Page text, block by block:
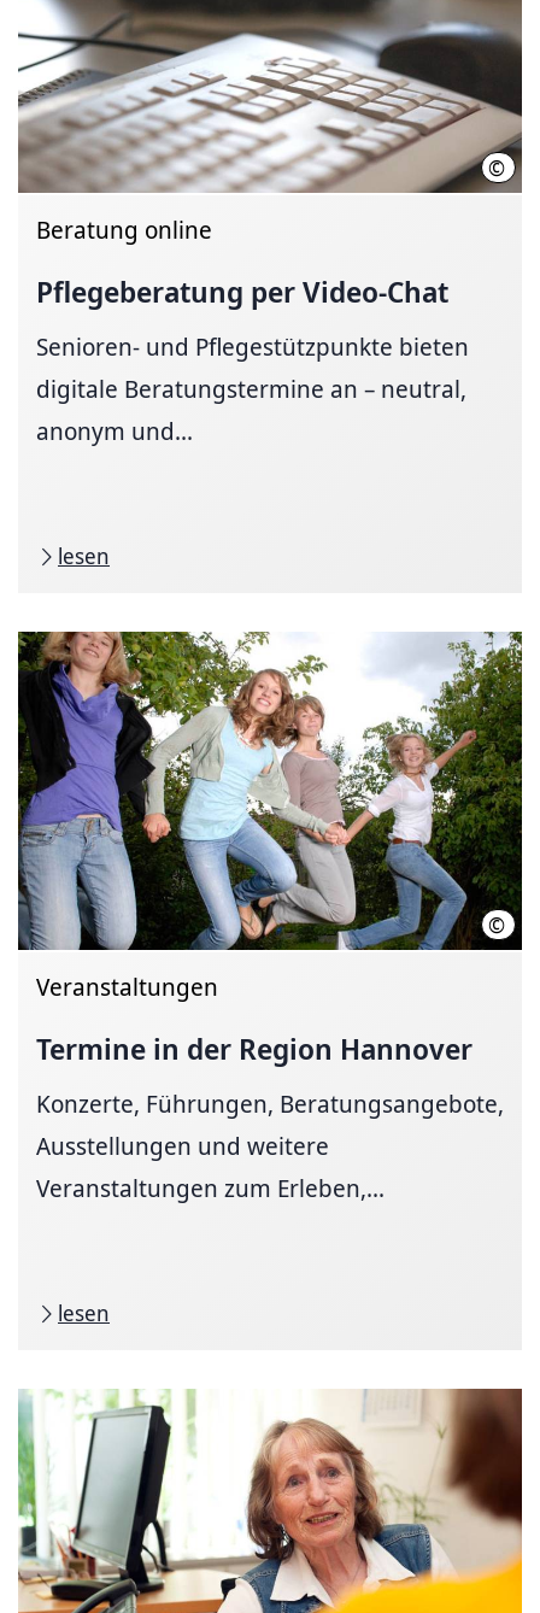
©
Beratung online
Pflegeberatung per Video-Chat
Senioren- und Pflegestützpunkte bieten
digitale Beratungstermine an – neutral,
anonym und...
lesen
©
Veranstaltungen
Termine in der Region Hannover
Konzerte, Führungen, Beratungsangebote,
Ausstellungen und weitere
Veranstaltungen zum Erleben,...
lesen